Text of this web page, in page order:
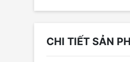
CHI TIẾT SẢN